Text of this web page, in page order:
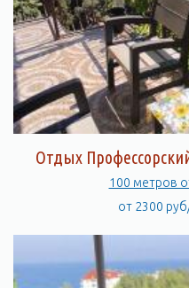
Отдых
100 метров
от 2300